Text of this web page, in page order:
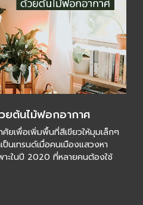
ยต้นไม้ฟอกอากาศ
ยเพื่อเพิ่มพื้นที่สีเขียวให้มุมเล็กๆ
ป็นเทรนด์เมื่อคนเมืองแสวงหา
าะในปี 2020 ที่หลายคนต้องใช้